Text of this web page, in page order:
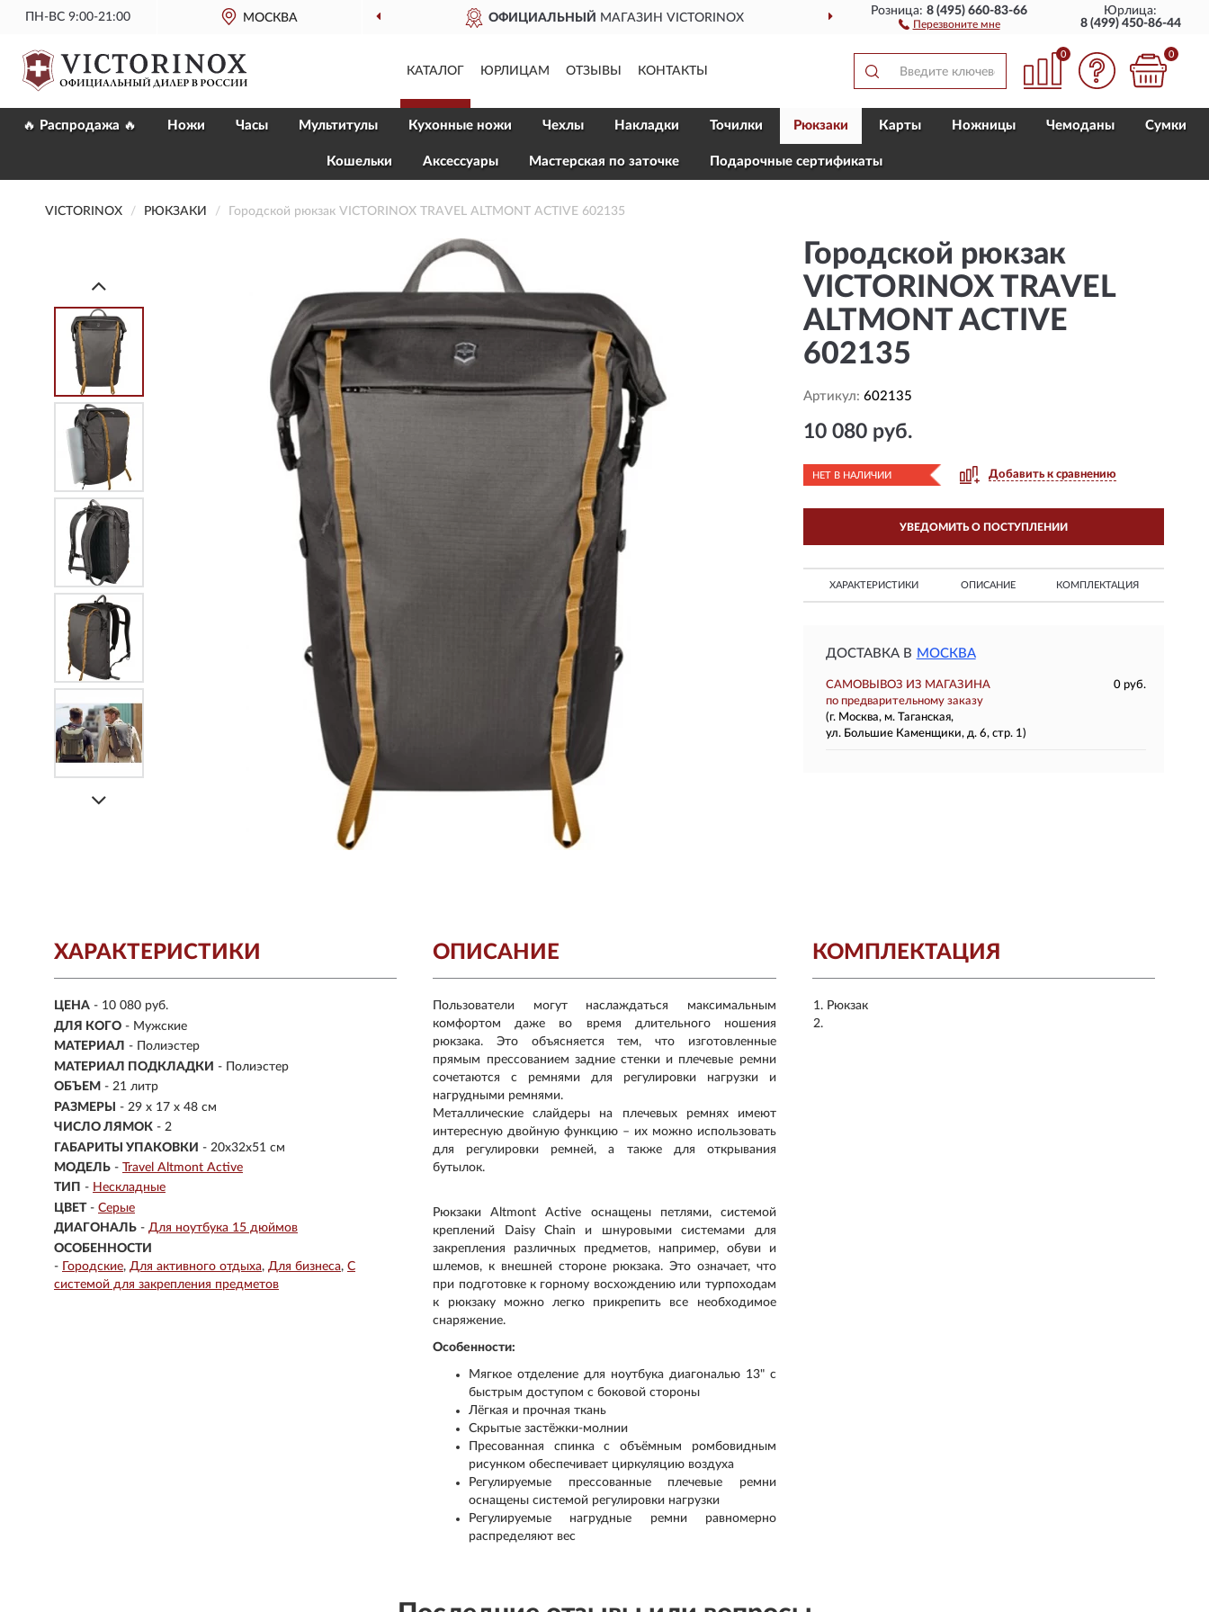
ПН-ВС 9:00-21:00 МОСКВА ОФИЦИАЛЬНЫЙ МАГАЗИН VICTORINOX ДОСТАВИМ ПО ВСЕЙ РОССИИ
Розница:8 (495) 660-83-66
Перезвоните мне
Юрлица:
8 (499) 450-86-44
КАТАЛОГ ЮРЛИЦАМ ОТЗЫВЫ КОНТАКТЫ
0 0
🔥 Распродажа 🔥 Ножи Часы Мультитулы Кухонные ножи Чехлы Накладки Точилки Рюкзаки Карты Ножницы Чемоданы Сумки
Кошельки Aксессуары Мастерская по заточке Подарочные сертификаты
VICTORINOX РЮКЗАКИ Городской рюкзак VICTORINOX TRAVEL ALTMONT ACTIVE 602135
Городской рюкзак
VICTORINOX TRAVEL
ALTMONT ACTIVE
602135
Артикул: 602135
10 080 руб.
НЕТ В НАЛИЧИИ Добавить к сравнению
УВЕДОМИТЬ О ПОСТУПЛЕНИИ
ХАРАКТЕРИСТИКИ ОПИСАНИЕ КОМПЛЕКТАЦИЯ
ДОСТАВКА В МОСКВА
САМОВЫВОЗ ИЗ МАГАЗИНА
0 руб.
по предварительному заказу
(г. Москва, м. Таганская,
ул. Большие Каменщики, д. 6, стр. 1)
ХАРАКТЕРИСТИКИ
ЦЕНА - 10 080 руб.
ДЛЯ КОГО - Мужские
МАТЕРИАЛ -
Полиэстер
МАТЕРИАЛ ПОДКЛАДКИ - Полиэстер
ОБЪЕМ - 21 литр
РАЗМЕРЫ
- 29 х 17 х 48 см
ЧИСЛО ЛЯМОК - 2
ГАБАРИТЫ УПАКОВКИ - 20х32х51 см
МОДЕЛЬ - Travel Altmont Active
ТИП - Нескладные
ЦВЕТ - Серые
ДИАГОНАЛЬ - Для ноутбука 15 дюймов
ОСОБЕННОСТИ
- Городские Для активного отдыха Для бизнеса С
системой для закрепления предметов
КОМПЛЕКТАЦИЯ
Рюкзак
ОПИСАНИЕ
Пользователи могут наслаждаться максимальным
комфортом даже во время длительного ношения
рюкзака. Это объясняется тем, что изготовленные
прямым прессованием задние стенки и плечевые ремни
сочетаются с ремнями для регулировки нагрузки и
нагрудными ремнями.
Металлические слайдеры на плечевых ремнях имеют
интересную двойную функцию – их можно использовать
для регулировки ремней, а также для открывания
бутылок.
Рюкзаки Altmont Active оснащены петлями, системой
креплений Daisy Chain и шнуровыми системами для
закрепления различных предметов, например, обуви и
шлемов, к внешней стороне рюкзака. Это означает, что
при подготовке к горному восхождению или турпоходам
к рюкзаку можно легко прикрепить все необходимое
снаряжение.
Особенности:
Мягкое отделение для ноутбука диагональю 13" с
быстрым доступом с боковой стороны
Лёгкая и прочная ткань
Скрытые застёжки-молнии
Пресованная спинка с объёмным ромбовидным
рисунком обеспечивает циркуляцию воздуха
Регулируемые прессованные плечевые ремни
оснащены системой регулировки нагрузки
Регулируемые нагрудные ремни равномерно
распределяют вес